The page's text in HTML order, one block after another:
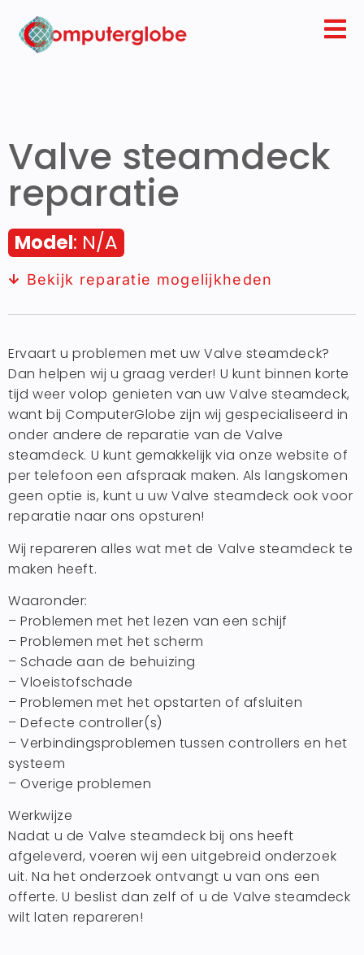
Valve steamdeck
reparatie
Model: N/A
Bekijk reparatie mogelijkheden
Ervaart u problemen met uw Valve steamdeck?
Dan helpen wij u graag verder! U kunt binnen korte
tijd weer volop genieten van uw Valve steamdeck,
want bij ComputerGlobe zijn wij gespecialiseerd in
onder andere de reparatie van de Valve
steamdeck. U kunt gemakkelijk via onze website of
per telefoon een afspraak maken. Als langskomen
geen optie is, kunt u uw Valve steamdeck ook voor
reparatie naar ons opsturen!
Wij repareren alles wat met de Valve steamdeck te
maken heeft.
Waaronder:
– Problemen met het lezen van een schijf
– Problemen met het scherm
– Schade aan de behuizing
– Vloeistofschade
– Problemen met het opstarten of afsluiten
– Defecte controller(s)
– Verbindingsproblemen tussen controllers en het
systeem
– Overige problemen
Werkwijze
Nadat u de Valve steamdeck bij ons heeft
afgeleverd, voeren wij een uitgebreid onderzoek
uit. Na het onderzoek ontvangt u van ons een
offerte. U beslist dan zelf of u de Valve steamdeck
wilt laten repareren!